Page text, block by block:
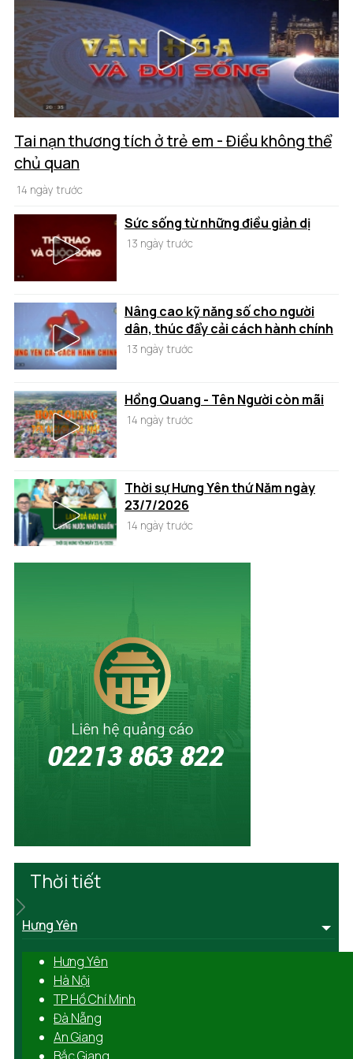
Tai nạn thương tích ở trẻ em - Điều không thể
chủ quan
14 ngày trước
Sức sống từ những điều giản dị
13 ngày trước
Nâng cao kỹ năng số cho người
dân, thúc đẩy cải cách hành chính
13 ngày trước
Hồng Quang - Tên Người còn mãi
14 ngày trước
Thời sự Hưng Yên thứ Năm ngày
23/7/2026
14 ngày trước
Thời tiết
Hưng Yên
Hưng Yên
Hà Nội
TP Hồ Chí Minh
Đà Nẵng
An Giang
Bắc Giang